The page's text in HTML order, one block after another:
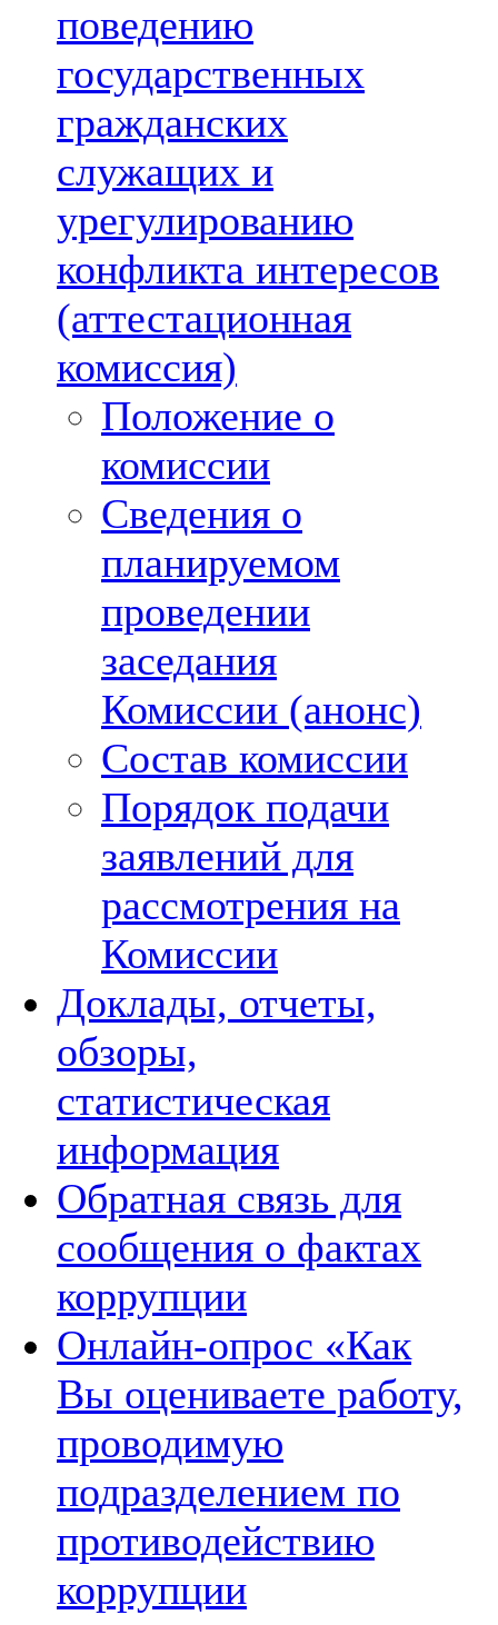
поведению
государственных
гражданских
служащих и
урегулированию
конфликта интересов
(аттестационная
комиссия)
Положение о
комиссии
Сведения о
планируемом
проведении
заседания
Комиссии (анонс)
Состав комиссии
Порядок подачи
заявлений для
рассмотрения на
Комиссии
Доклады, отчеты,
обзоры,
статистическая
информация
Обратная связь для
сообщения о фактах
коррупции
Онлайн-опрос «Как
Вы оцениваете работу,
проводимую
подразделением по
противодействию
коррупции